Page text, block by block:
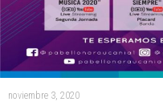
noviembre 3, 2020